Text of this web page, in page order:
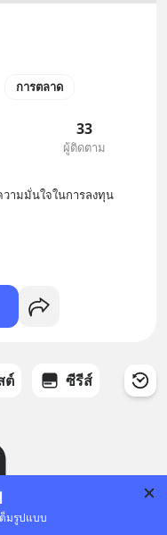
มรูปแบบ
การตลาด
33
ผู้ติดตาม
วามมั่นใจในการลงทุน
ต์ ซีรีส์